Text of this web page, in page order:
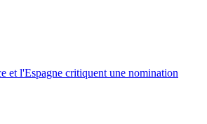
et l'Espagne critiquent une nomination